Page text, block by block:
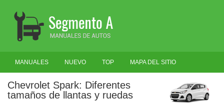
MANUALES NUEVO TOP MAPA DEL SITIO
BUSCAR
Chevrolet Spark: Diferentes
tamaños de llantas y ruedas